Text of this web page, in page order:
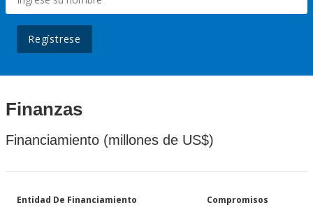
Regístrese
Finanzas
Financiamiento (millones de US$)
Entidad De Financiamiento Compromisos